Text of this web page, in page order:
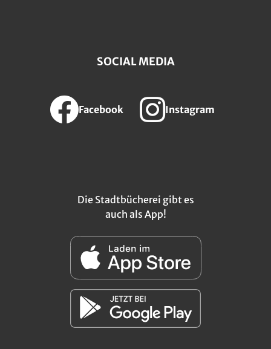
SOCIAL MEDIA
Facebook Instagram
Die Stadtbücherei gibt es
auch als App!